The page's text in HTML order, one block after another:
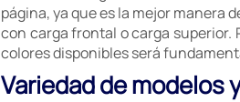
página, ya que es la mejor manera
con carga frontal o carga superior.
colores disponibles será
Variedad de modelos